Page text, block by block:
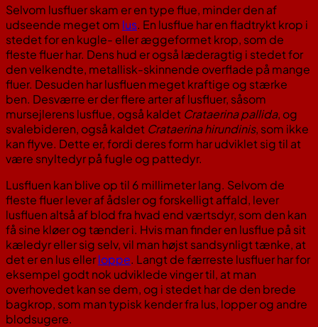
Selvom lusfluer skam er en type flue, minder den af
udseende meget om lus. En lusflue har en fladtrykt krop i
stedet for en kugle- eller æggeformet krop, som de
fleste fluer har. Dens hud er også læderagtig i stedet for
den velkendte, metallisk-skinnende overflade på mange
fluer. Desuden har lusfluen meget kraftige og stærke
ben. Desværre er der flere arter af lusfluer, såsom
mursejlerens lusflue, også kaldet Crataerina pallida, og
svalebideren, også kaldet Crataerina hirundinis, som ikke
kan flyve. Dette er, fordi deres form har udviklet sig til at
være snyltedyr på fugle og pattedyr.
Lusfluen kan blive op til 6 millimeter lang. Selvom de
fleste fluer lever af ådsler og forskelligt affald, lever
lusfluen altså af blod fra hvad end værtsdyr, som den kan
få sine kløer og tænder i. Hvis man finder en lusflue på sit
kæledyr eller sig selv, vil man højst sandsynligt tænke, at
det er en lus ellerloppe. Langt de færreste lusfluer har for
eksempel godt nok udviklede vinger til, at man
overhovedet kan se dem, og i stedet har de den brede
bagkrop, som man typisk kender fra lus, lopper og andre
blodsugere.